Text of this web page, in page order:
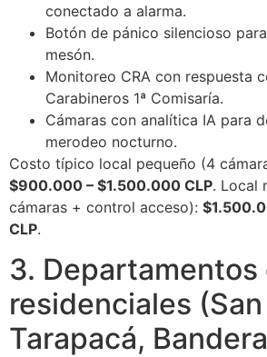
conectado a alarma.
Botón de pánico silencioso
mesón.
Monitoreo CRA con respuesta
Carabineros 1ª Comisaría.
Cámaras con analítica IA para
merodeo nocturno.
Costo típico local pequeño (4
$900.000 – $1.500.000 CLP. Local
cámaras + control acceso):
CLP.
3. Departamentos
residenciales
Tarapacá,